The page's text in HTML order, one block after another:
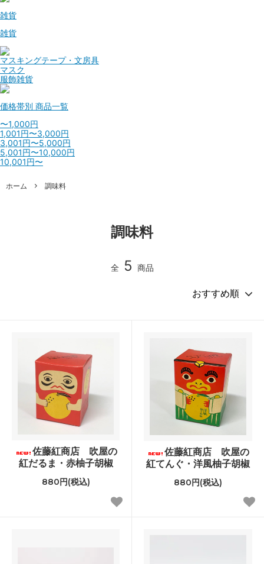
雑貨
雑貨
マスキングテープ・文房具
マスク
服飾雑貨
価格帯別 商品一覧
〜1,000円
1,001円〜3,000円
3,001円〜5,000円
5,001円〜10,000円
10,001円〜
ホーム 調味料
調味料
全 5 商品
佐藤紅商店 吹屋の
紅だるま・赤柚子胡椒
880円(税込)
佐藤紅商店 吹屋の
紅てんぐ・洋風柚子胡椒
880円(税込)